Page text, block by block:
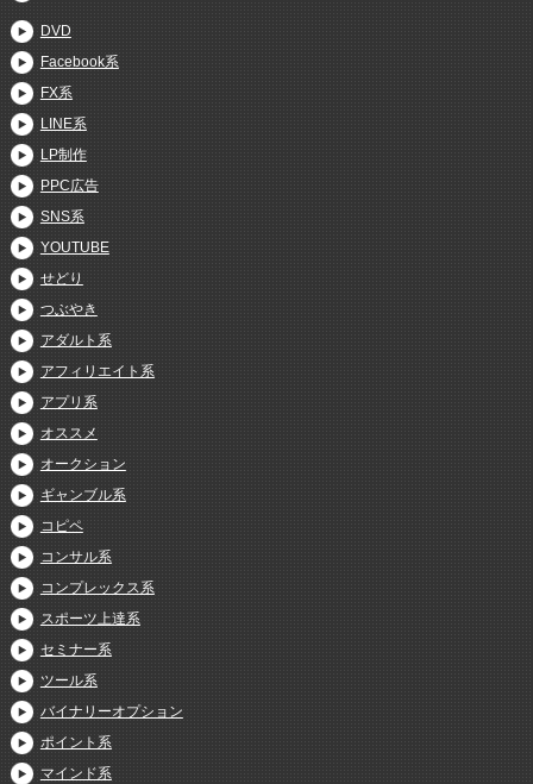
DVD
Facebook系
FX系
LINE系
LP制作
PPC広告
SNS系
YOUTUBE
せどり
つぶやき
アダルト系
アフィリエイト系
アプリ系
オススメ
オークション
ギャンブル系
コピペ
コンサル系
コンプレックス系
スポーツ上達系
セミナー系
ツール系
バイナリーオプション
ポイント系
マインド系